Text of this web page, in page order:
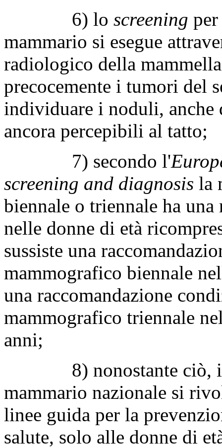
6) lo screening
mammario si esegue
radiologico della
precocemente i tumori del
individuare i noduli,
ancora percepibili al tatto;
7) secondo l'
screening and diagnosis la
biennale o triennale ha
nelle donne di età
sussiste una
mammografico biennale
una raccomandazione
mammografico triennale
anni;
8) nonostante ciò, il
mammario nazionale si
linee guida per la
salute, solo alle donne di